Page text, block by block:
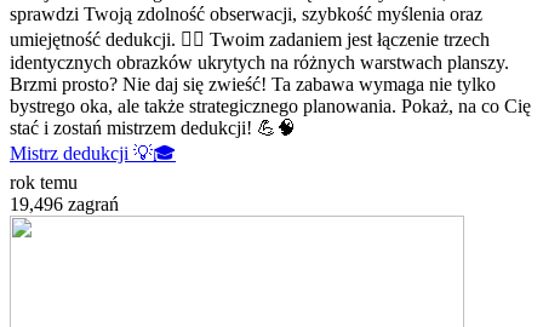
sprawdzi Twoją zdolność obserwacji, szybkość myślenia oraz
umiejętność dedukcji. 🕵️‍♂️ Twoim zadaniem jest łączenie trzech
identycznych obrazków ukrytych na różnych warstwach planszy.
Brzmi prosto? Nie daj się zwieść! Ta zabawa wymaga nie tylko
bystrego oka, ale także strategicznego planowania. Pokaż, na co Cię
stać i zostań mistrzem dedukcji! 💪🧠
Mistrz dedukcji 💡🎓
rok temu
19,496 zagrań